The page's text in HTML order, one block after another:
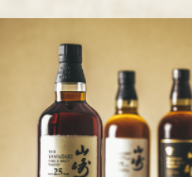
コラム
お問い